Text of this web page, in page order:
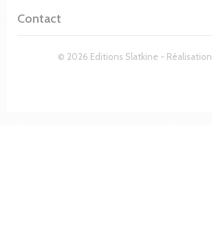
© 2026 Editions Slatkine - Réalisation
Contact